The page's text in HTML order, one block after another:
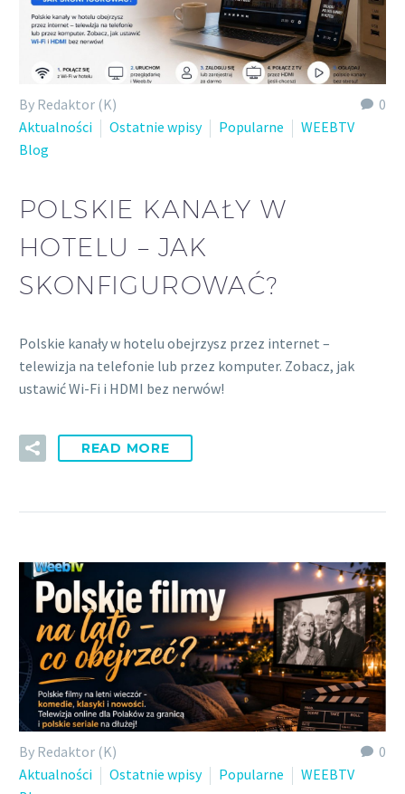
0
By Redaktor (K)
Aktualności
Ostatnie wpisy Popularne
WEEBTV
Blog
POLSKIE KANAŁY W
HOTELU – JAK
SKONFIGUROWAĆ?
Polskie kanały w hotelu obejrzysz przez internet –
telewizja na telefonie lub przez komputer. Zobacz, jak
ustawić Wi-Fi i HDMI bez nerwów!
READ MORE
0
By Redaktor (K)
Aktualności
Ostatnie wpisy Popularne
WEEBTV